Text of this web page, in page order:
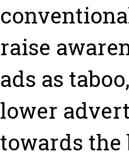
raise
ads as
lower
towards